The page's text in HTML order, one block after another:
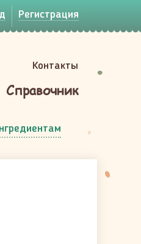
Регистрация
Контакты
Справочник